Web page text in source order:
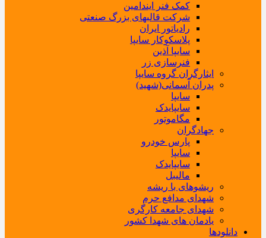
کمک فنر ایندامین
شرکت قالبهای بزرگ صنعتی
رادیاتور ایران
پلاسکوکار سایپا
سایپا آذین
فنرسازی زر
ایثارگران گروه سایپا
پدران آسمانی(شهید)
سایپا
سایپایدک
مگاموتور
جهادگران
پارس خودرو
سایپا
سایپایدک
مالیبل
ریشوهای با ریشه
شهدای مدافع حرم
شهدای جامعه کارگری
یادمان های شهدا کشور
دانلودها